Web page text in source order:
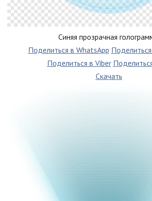
Синяя прозрачная
Поделиться в WhatsApp
Поделиться в Viber
Скачать